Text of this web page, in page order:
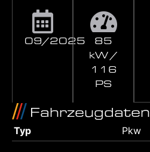
09/2025
85
kW /
116
PS
Fahrzeugdaten
Typ Pkw